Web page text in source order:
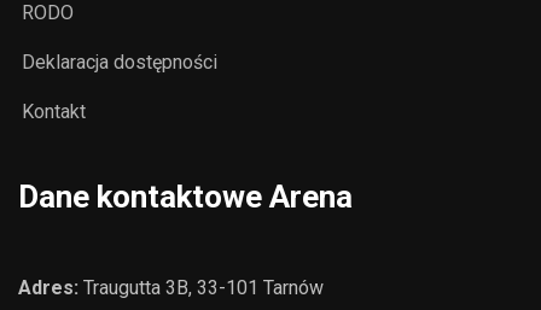
RODO
Deklaracja dostępności
Kontakt
Dane kontaktowe Arena
Adres: Traugutta 3B, 33-101 Tarnów